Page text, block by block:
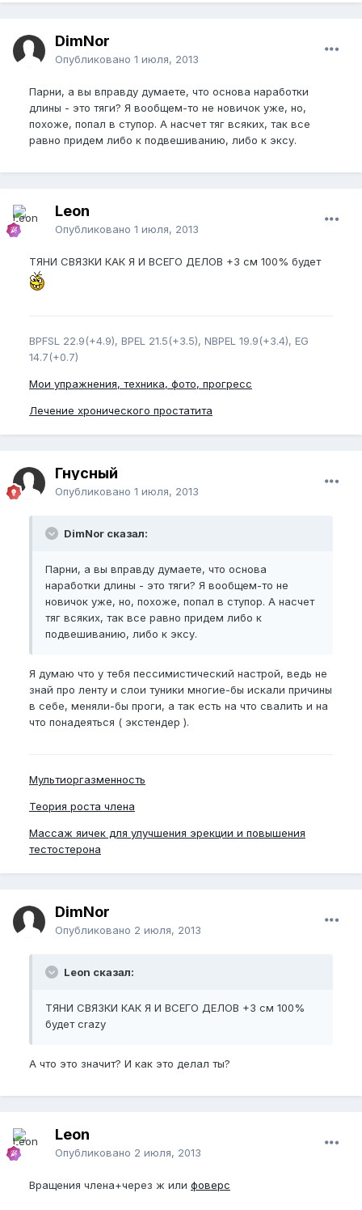
DimNor
Опубликовано 1 июля, 2013
Парни, а вы вправду думаете, что основа наработки
длины - это тяги? Я вообщем-то не новичок уже, но,
похоже, попал в ступор. А насчет тяг всяких, так все
равно придем либо к подвешиванию, либо к эксу.
Leon
Опубликовано 1 июля, 2013
ТЯНИ СВЯЗКИ КАК Я И ВСЕГО ДЕЛОВ +3 см 100% будет
BPFSL 22.9(+4.9), BPEL 21.5(+3.5), NBPEL 19.9(+3.4), EG
14.7(+0.7)
Мои упражнения, техника, фото, прогресс
Лечение хронического простатита
Гнусный
Опубликовано 1 июля, 2013
DimNor сказал:
Парни, а вы вправду думаете, что основа
наработки длины - это тяги? Я вообщем-то не
новичок уже, но, похоже, попал в ступор. А насчет
тяг всяких, так все равно придем либо к
подвешиванию, либо к эксу.
Я думаю что у тебя пессимистический настрой, ведь не
знай про ленту и слои туники многие-бы искали причины
в себе, меняли-бы проги, а так есть на что свалить и на
что понадеяться ( экстендер ).
Мультиоргазменность
Теория роста члена
Массаж яичек для улучшения эрекции и повышения
тестостерона
DimNor
Опубликовано 2 июля, 2013
Leon сказал:
ТЯНИ СВЯЗКИ КАК Я И ВСЕГО ДЕЛОВ +3 см 100%
будет crazy
А что это значит? И как это делал ты?
Leon
Опубликовано 2 июля, 2013
Вращения члена+через ж или фоверс